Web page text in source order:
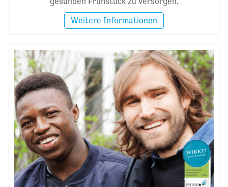
Weitere Informationen